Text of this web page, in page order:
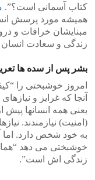
کتاب آسمانی است؟”.
همیشه مورد پرسش
مبنایشان خرافات و
زندگی و سعادت انسان
بشر پس از سده ها
امروز خوشبختی را
آنجا که غرایز و
یعنی همه انسانها
(امنیت) نیازمندند.
به خود شخص دارد.
خوشبختی می دهد
زندگی اش است”.